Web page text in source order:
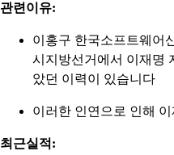
관련이유:
이홍구 한국소프트웨어
시지방선거에서 이재명
았던 이력이 있습니다
이러한 인연으로 인해
최근실적: